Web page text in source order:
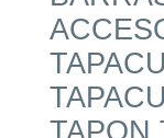
TAPON